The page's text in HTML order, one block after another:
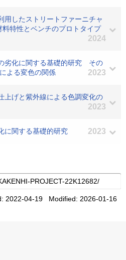
用したストリートファーニチャ
特性とベンチのプロトタイプ
2024
劣化に関する基礎的研究 その
よる変色の関係
2023
上げと紫外線による色調変化の
2023
に関する基礎的研究 2023
2022-04-19 Modified: 2026-01-16